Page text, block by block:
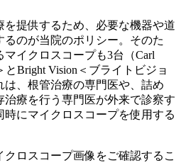
提供するため、必要な機器や道
のが当院のポリシー。そのた
イクロスコープも3台（Carl
とBright Vision＜ブライトビジョ
は、根管治療の専門医や、詰め
療を行う専門医が外来で診察す
時にマイクロスコープを使用する
ロスコープ画像をご確認するこ